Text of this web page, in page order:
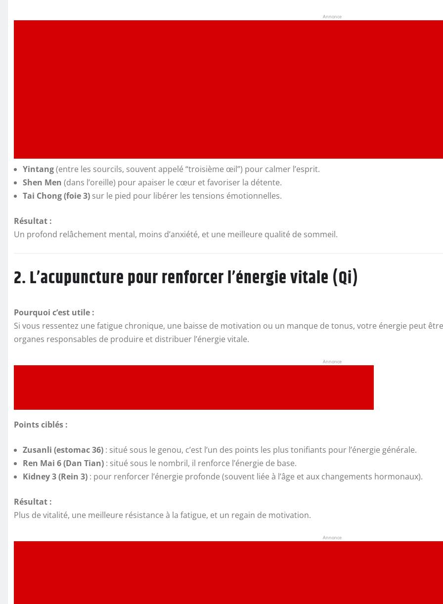
Annonce
Yintang(entre les sourcils, souvent appelé “troisième œil”) pour calmer l’esprit.
Shen Men (dans l’oreille) pour apaiser le cœur et favoriser la détente.
Tai Chong (foie 3) sur le pied pour libérer les tensions émotionnelles.
Résultat :
Un profond relâchement mental, moins d’anxiété, et une meilleure qualité de sommeil.
2. L’acupuncture pour renforcer l’énergie vitale (Qi)
Pourquoi c’est utile :
Si vous ressentez une fatigue chronique, une baisse de motivation ou un manque de tonus, votre énergie peut
organes responsables de produire et distribuer l’énergie vitale.
Annonce
Points ciblés :
Zusanli (estomac 36) : situé sous le genou, c’est l’un des points les plus tonifiants pour l’énergie générale.
Ren Mai 6 (Dan Tian) : situé sous le nombril, il renforce l’énergie de base.
Kidney 3 (Rein 3) : pour renforcer l’énergie profonde (souvent liée à l’âge et aux changements hormonaux).
Résultat :
Plus de vitalité, une meilleure résistance à la fatigue, et un regain de motivation.
Annonce